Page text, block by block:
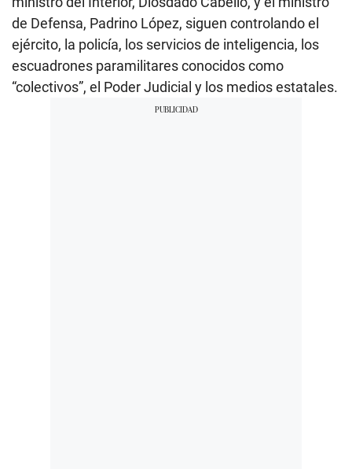
de Defensa, Padrino López, siguen controlando el
ejército, la policía, los servicios de inteligencia, los
escuadrones paramilitares conocidos como
“colectivos”, el Poder Judicial y los medios estatales.